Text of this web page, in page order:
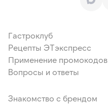
Гастроклуб
Рецепты ЭТэкспресс
Применение промокодов
Вопросы и ответы
Знакомство с брендом